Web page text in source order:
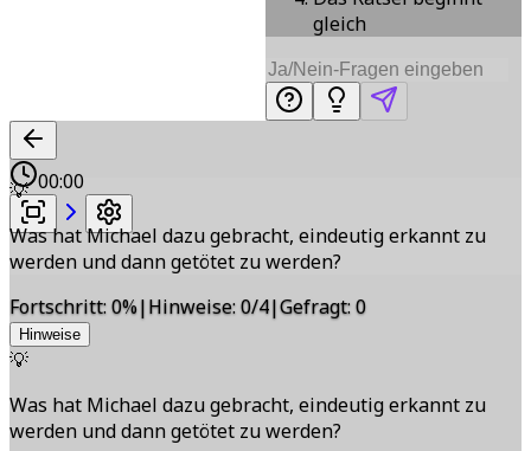
gleich
00:00
💡
Was hat Michael dazu gebracht, eindeutig erkannt zu
werden und dann getötet zu werden?
Fortschritt:0%|Hinweise:0/4|Gefragt:0
Hinweise
💡
Was hat Michael dazu gebracht, eindeutig erkannt zu
werden und dann getötet zu werden?